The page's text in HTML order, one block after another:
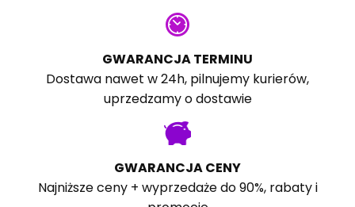
GWARANCJA TERMINU
Dostawa nawet w 24h, pilnujemy kurierów,
uprzedzamy o dostawie
GWARANCJA CENY
Najniższe ceny + wyprzedaże do 90%, rabaty i